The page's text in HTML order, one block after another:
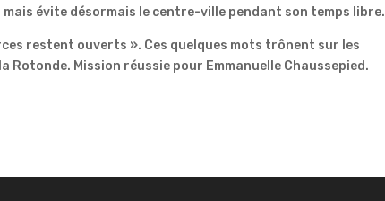
évite désormais le centre-ville pendant son temps libre.
restent ouverts ». Ces quelques mots trônent sur les
Mission réussie pour Emmanuelle Chaussepied.